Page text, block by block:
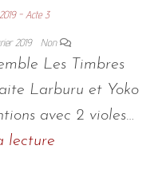
- Acte 3
2019 Non
Les Timbres
Larburu et Yoko
avec 2 violes…
lecture